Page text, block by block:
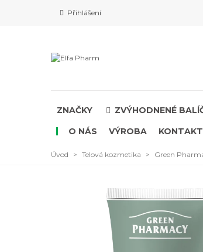
Přihlášení
ZNAČKY ZVÝHODNENÉ
O NÁS
VÝROBA KONTAKT
Úvod > Telová kozmetika > Green